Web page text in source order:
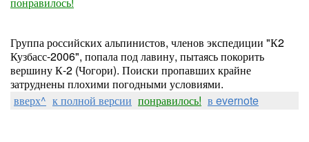
Группа российских альпинистов, членов экспедиции "К2
Кузбасс-2006", попала под лавину, пытаясь покорить
вершину К-2 (Чогори). Поиски пропавших крайне
затруднены плохими погодными условиями.
вверх^ к полной версии понравилось! в evernote